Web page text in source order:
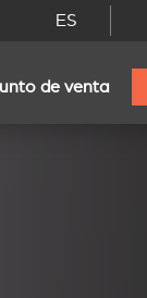
ES
de venta